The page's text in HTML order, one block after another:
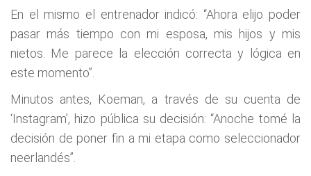
En el mismo el entrenador indicó: “Ahora elijo poder
pasar más tiempo con mi esposa, mis hijos y mis
nietos. Me parece la elección correcta y lógica en
este momento”.
Minutos antes, Koeman, a través de su cuenta de
‘Instagram’, hizo pública su decisión: “Anoche tomé la
decisión de poner fin a mi etapa como seleccionador
neerlandés”.